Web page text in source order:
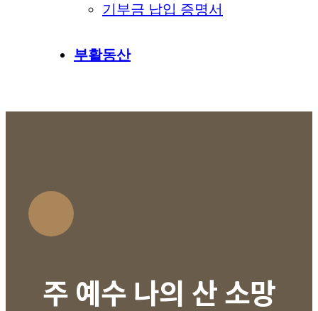
기부금 납입 증명서
부활동산
주 예수 나의 산 소망